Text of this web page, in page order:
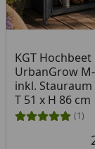
KGT Hochbeet
UrbanGrow
inkl. Stauraum
T 51 x H 86 cm
(1)